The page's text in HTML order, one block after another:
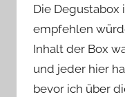
Die Degustabox
empfehlen
Inhalt der Box
und jeder hier
bevor ich über